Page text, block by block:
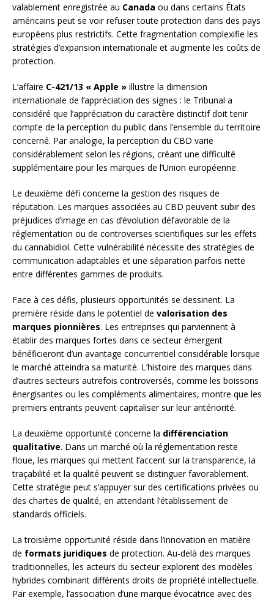
valablement enregistrée au Canada ou dans certains États
américains peut se voir refuser toute protection dans des pays
européens plus restrictifs. Cette fragmentation complexifie les
stratégies d’expansion internationale et augmente les coûts de
protection.
L’affaire C-421/13 « Apple » illustre la dimension
internationale de l’appréciation des signes : le Tribunal a
considéré que l’appréciation du caractère distinctif doit tenir
compte de la perception du public dans l’ensemble du territoire
concerné. Par analogie, la perception du CBD varie
considérablement selon les régions, créant une difficulté
supplémentaire pour les marques de l’Union européenne.
Le deuxième défi concerne la gestion des risques de
réputation. Les marques associées au CBD peuvent subir des
préjudices d’image en cas d’évolution défavorable de la
réglementation ou de controverses scientifiques sur les effets
du cannabidiol. Cette vulnérabilité nécessite des stratégies de
communication adaptables et une séparation parfois nette
entre différentes gammes de produits.
Face à ces défis, plusieurs opportunités se dessinent. La
première réside dans le potentiel de valorisation des
marques pionnières. Les entreprises qui parviennent à
établir des marques fortes dans ce secteur émergent
bénéficieront d’un avantage concurrentiel considérable lorsque
le marché atteindra sa maturité. L’histoire des marques dans
d’autres secteurs autrefois controversés, comme les boissons
énergisantes ou les compléments alimentaires, montre que les
premiers entrants peuvent capitaliser sur leur antériorité.
La deuxième opportunité concerne la différenciation
qualitative. Dans un marché où la réglementation reste
floue, les marques qui mettent l’accent sur la transparence, la
traçabilité et la qualité peuvent se distinguer favorablement.
Cette stratégie peut s’appuyer sur des certifications privées ou
des chartes de qualité, en attendant l’établissement de
standards officiels.
La troisième opportunité réside dans l’innovation en matière
de formats juridiques de protection. Au-delà des marques
traditionnelles, les acteurs du secteur explorent des modèles
hybrides combinant différents droits de propriété intellectuelle.
Par exemple, l’association d’une marque évocatrice avec des